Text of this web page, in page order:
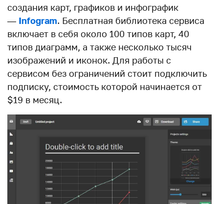
создания карт, графиков и инфографик
— Infogram. Бесплатная библиотека сервиса
включает в себя около 100 типов карт, 40
типов диаграмм, а также несколько тысяч
изображений и иконок. Для работы с
сервисом без ограничений стоит подключить
подписку, стоимость которой начинается от
$19 в месяц.